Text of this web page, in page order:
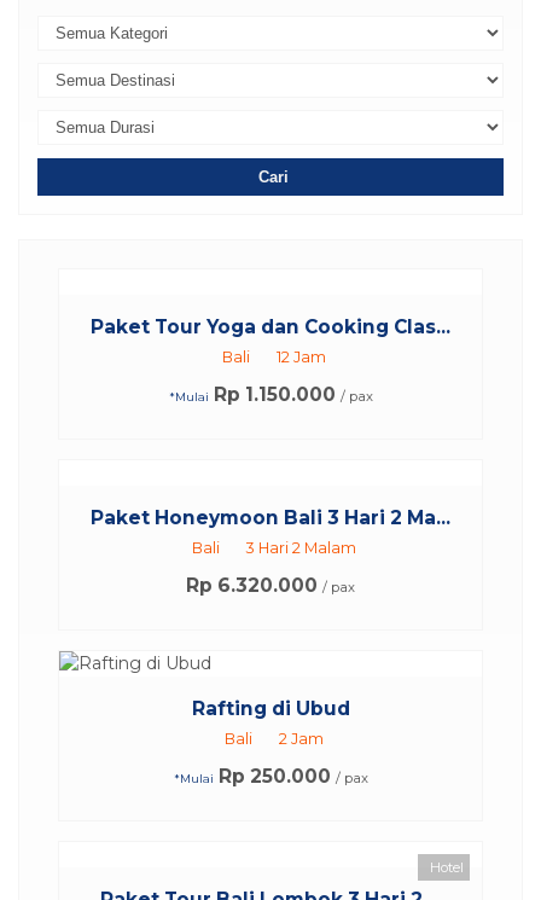
Cari
Paket Tour Yoga dan Cooking Clas...
Bali 12 Jam
*Mulai Rp 1.150.000 / pax
Paket Honeymoon Bali 3 Hari 2 Ma...
Bali 3 Hari 2 Malam
Rp 6.320.000 / pax
Rafting di Ubud
Bali 2 Jam
*Mulai Rp 250.000 / pax
Hotel